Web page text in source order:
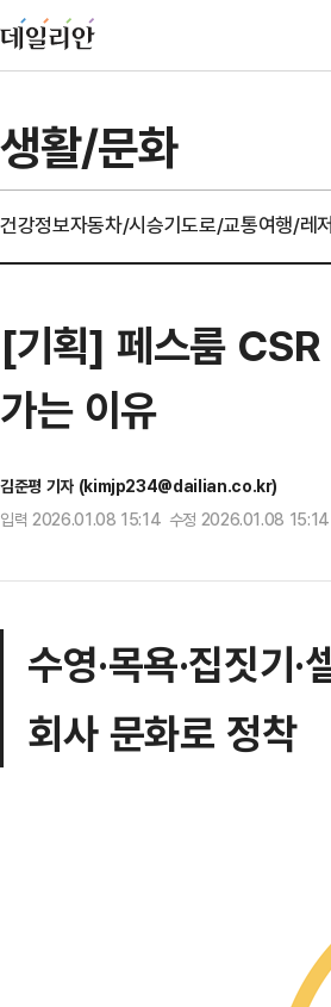
생활/문화
건강정보자동차/시승기도로/교통여행/레저
[기획] 페스룸
가는 이유
김준평 기자 (kimjp234@dailian.co.kr)
입력 2026.01.08 15:14 수정 2026.01.08 15:14
수영·목욕·집짓
회사 문화로 정착